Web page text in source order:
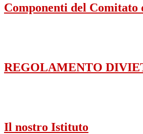
Componenti del Comitato
REGOLAMENTO
Il nostro Istituto